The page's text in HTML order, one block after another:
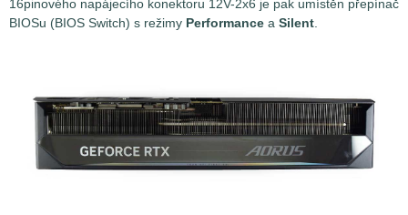
16pinového napájecího konektoru 12V-2x6 je pak umístěn přepínač
BIOSu (BIOS Switch) s režimy Performance a Silent.